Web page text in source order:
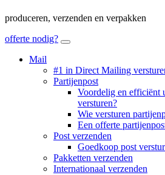
produceren, verzenden en verpakken
offerte nodig?
Mail
#1 in Direct Mailing
Partijenpost
Voordelig en efficiënt
versturen?
Wie versturen
Een offerte
Post verzenden
Goedkoop post
Pakketten verzenden
Internationaal verzenden